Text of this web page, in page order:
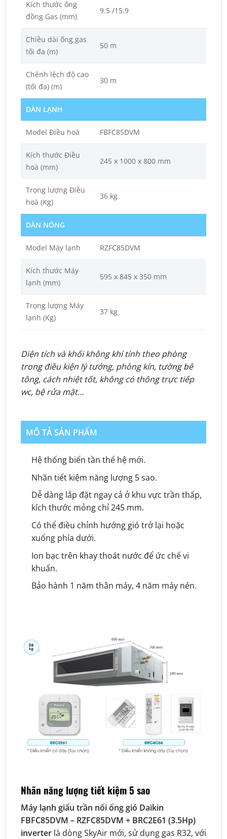
Kích thước ống
đồng Gas (mm)
9.5 /15.9
Chiều dài ống gas
tối đa (m)
50 m
Chênh lệch độ cao
(tối đa) (m)
30 m
DÀN LẠNH
Model Điều hoà FBFC85DVM
Kích thước Điều
hoà (mm)
245 x 1000 x 800 mm
Trọng lượng Điều
hoà (Kg)
36 kg
DÀN NÓNG
Model Máy lạnh RZFC85DVM
Kích thước Máy
lạnh (mm)
595 x 845 x 350 mm
Trọng lượng Máy
lạnh (Kg)
37 kg
Diện tích và khối không khí tính theo phòng
trong điều kiện lý tưởng, phòng kín, tường bê
tông, cách nhiệt tốt, không có thông trực tiếp
wc, bệ rửa mặt…
MÔ TẢ SẢN PHẨM
Hệ thống biến tần thế hệ mới.
Nhãn tiết kiệm năng lượng 5 sao.
Dễ dàng lắp đặt ngay cả ở khu vực trần thấp,
kích thước mỏng chỉ 245 mm.
Có thể điều chỉnh hướng gió trở lại hoặc
xuống phía dưới.
Ion bạc trên khay thoát nước để ức chế vi
khuẩn.
Bảo hành 1 năm thân máy, 4 năm máy nén.
Nhãn năng lượng tiết kiệm 5 sao
Máy lạnh giấu trần nối ống gió Daikin
FBFC85DVM – RZFC85DVM + BRC2E61 (3.5Hp)
inverter là dòng SkyAir mới, sử dụng gas R32, với